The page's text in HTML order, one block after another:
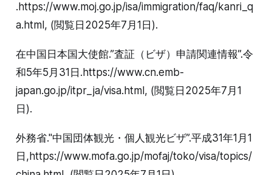
.https://www.moj.go.jp/isa/immigration/faq/kanri_q
a.html, (閲覧日2025年7月1日).
在中国日本国大使館.”査証（ビザ）申請関連情報”.令
和5年5月31日.https://www.cn.emb-
japan.go.jp/itpr_ja/visa.html, (閲覧日2025年7月1
日).
外務省."中国団体観光・個人観光ビザ”.平成31年1月1
日,https://www.mofa.go.jp/mofaj/toko/visa/topics/